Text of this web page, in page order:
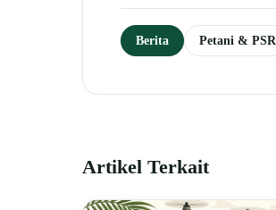
Berita Petani & PSR
Artikel Terkait